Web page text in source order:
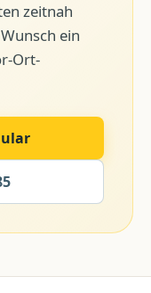
zeitnah
ein
Ort-